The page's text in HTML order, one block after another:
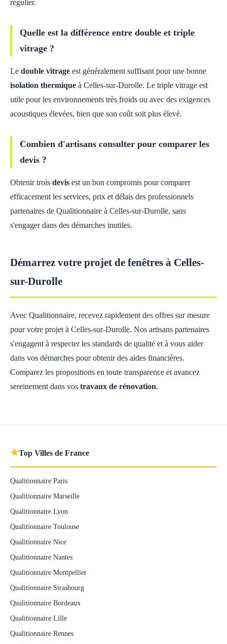
régulier.
Quelle est la différence entre double et triple
vitrage ?
Le double vitrage est généralement suffisant pour une bonne
isolation thermique à Celles-sur-Durolle. Le triple vitrage est
utile pour les environnements très froids ou avec des exigences
acoustiques élevées, bien que son coût soit plus élevé.
Combien d'artisans consulter pour comparer les
devis ?
Obtenir trois devis est un bon compromis pour comparer
efficacement les services, prix et délais des professionnels
partenaires de Qualitionnaire à Celles-sur-Durolle, sans
s'engager dans des démarches inutiles.
Démarrez votre projet de fenêtres à Celles-
sur-Durolle
Avec Qualitionnaire, recevez rapidement des offres sur mesure
pour votre projet à Celles-sur-Durolle. Nos artisans partenaires
s'engagent à respecter les standards de qualité et à vous aider
dans vos démarches pour obtenir des aides financières.
Comparez les propositions en toute transparence et avancez
sereinement dans vos travaux de rénovation.
★Top Villes de France
Qualitionnaire Paris
Qualitionnaire Marseille
Qualitionnaire Lyon
Qualitionnaire Toulouse
Qualitionnaire Nice
Qualitionnaire Nantes
Qualitionnaire Montpellier
Qualitionnaire Strasbourg
Qualitionnaire Bordeaux
Qualitionnaire Lille
Qualitionnaire Rennes